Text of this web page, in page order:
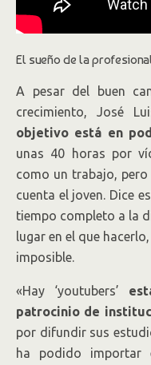
El sueño de la
A pesar del buen
crecimiento, José
objetivo está en
unas 40 horas por
como un trabajo, pero
cuenta el joven. Dice
tiempo completo a la
lugar en el que
imposible.
«Hay ‘youtubers’
patrocinio de
por difundir sus
ha podido importar